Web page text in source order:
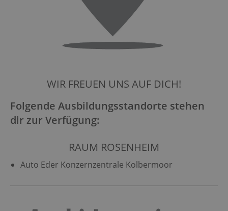
WIR FREUEN UNS AUF DICH!
Folgende Ausbildungsstandorte stehen
dir zur Verfügung:
RAUM ROSENHEIM
Auto Eder Konzernzentrale Kolbermoor